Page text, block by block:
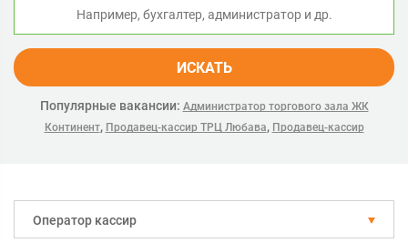
ИСКАТЬ
Популярные вакансии: Администратор торгового зала ЖК
Континент, Продавец-кассир ТРЦ Любава, Продавец-кассир
Оператор кассир